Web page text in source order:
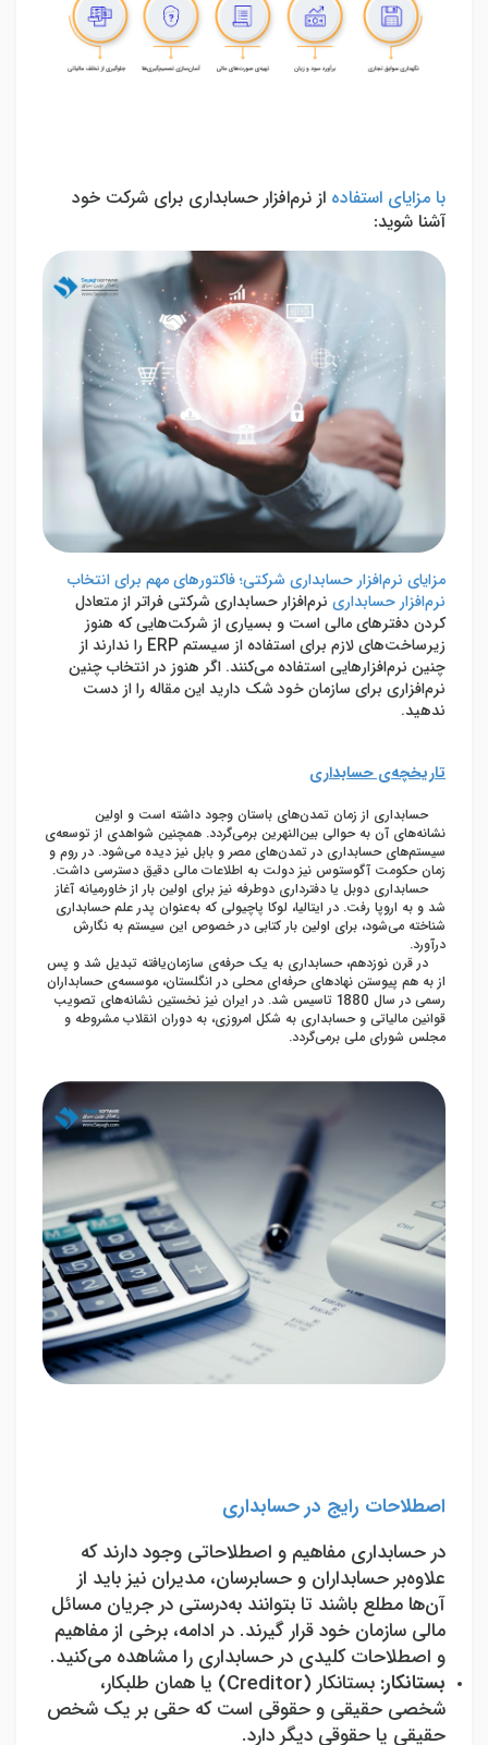
با مزایای استفاده از نرم‌افزار حسابداری برای شرکت خود
آشنا شوید:
مزایای نرم‌افزار حسابداری شرکتی؛ فاکتورهای مهم برای انتخاب
نرم‌افزار حسابداری نرم‌افزار حسابداری شرکتی فراتر از متعادل
کردن دفترهای مالی است و بسیاری از شرکت‌هایی که هنوز
زیرساخت‌های لازم برای استفاده از سیستم ERP را ندارند از
چنین نرم‌افزارهایی استفاده می‌کنند. اگر هنوز در انتخاب چنین
نرم‌افزاری برای سازمان خود شک دارید این مقاله را از دست
ندهید.
تاریخچه‌ی حسابداری
حسابداری از زمان تمدن‌های باستان وجود داشته است و اولین
نشانه‌های آن به حوالی بین‌النهرین برمی‌گردد. همچنین شواهدی از توسعه‌ی
سیستم‌های حسابداری در تمدن‌های مصر و بابل نیز دیده می‌شود. در روم و
زمان حکومت آگوستوس نیز دولت به اطلاعات مالی دقیق دسترسی داشت.
حسابداری دوبل یا دفترداری دوطرفه نیز برای اولین بار از خاورمیانه آغاز
شد و به اروپا رفت. در ایتالیا، لوکا پاچیولی که به‌عنوان پدر علم حسابداری
شناخته می‌شود، برای اولین بار کتابی در خصوص این سیستم به نگارش
درآورد.
در قرن نوزدهم، حسابداری به یک حرفه‌ی سازمان‌یافته تبدیل شد و پس
از به هم پیوستن نهادهای حرفه‌ای محلی در انگلستان، موسسه‌ی حسابداران
رسمی در سال 1880 تاسیس شد. در ایران نیز نخستین نشانه‌های تصویب
قوانین مالیاتی و حسابداری به شکل امروزی، به دوران انقلاب مشروطه و
مجلس شورای ملی برمی‌گردد.
اصطلاحات رایج در حسابداری
در حسابداری مفاهیم و اصطلاحاتی وجود دارند که
علاوه‌بر حسابداران و حسابرسان، مدیران نیز باید از
آن‌ها مطلع باشند تا بتوانند به‌درستی در جریان مسائل
مالی سازمان خود قرار گیرند. در ادامه، برخی از مفاهیم
و اصطلاحات کلیدی در حسابداری را مشاهده می‌کنید.
بستانکار: بستانکار (Creditor) یا همان طلبکار،
شخصی حقیقی و حقوقی است که حقی بر یک شخص
حقیقی یا حقوقی دیگر دارد.